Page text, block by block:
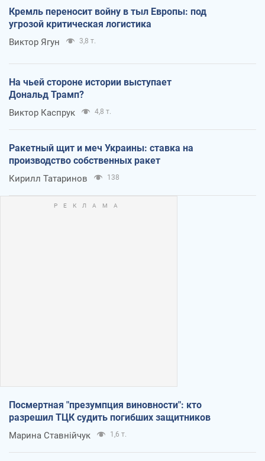
Кремль переносит войну в тыл Европы: под
угрозой критическая логистика
Виктор Ягун 3,8 т.
На чьей стороне истории выступает
Дональд Трамп?
Виктор Каспрук 4,8 т.
Ракетный щит и меч Украины: ставка на
производство собственных ракет
Кирилл Татаринов 138
Посмертная "презумпция виновности": кто
разрешил ТЦК судить погибших защитников
Марина Ставнійчук 1,6 т.